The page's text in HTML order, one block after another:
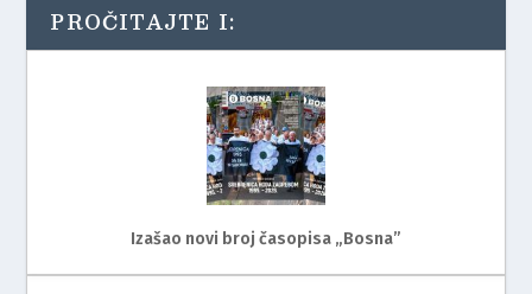
PROČITAJTE I:
Izašao novi broj časopisa „Bosna”